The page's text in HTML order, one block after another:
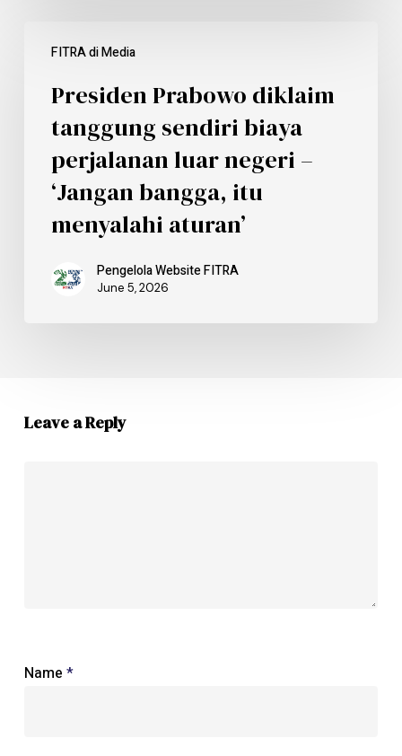
FITRA di Media
Presiden Prabowo diklaim
tanggung sendiri biaya
perjalanan luar negeri –
‘Jangan bangga, itu
menyalahi aturan’
Pengelola Website FITRA
June 5, 2026
Leave a Reply
Name *